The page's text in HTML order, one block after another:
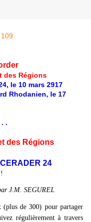
des Régions
le 10 mars 2917
Rhodanien, le 17
.
des Régions
24
J.M. SEGUREL
de 300) pour partager
régulièrement à travers